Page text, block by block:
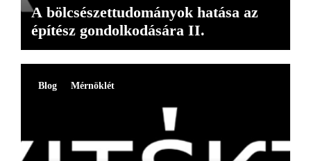
A bölcsészettudományok hatása az
építész gondolkodására II.
Blog Mérnöklét